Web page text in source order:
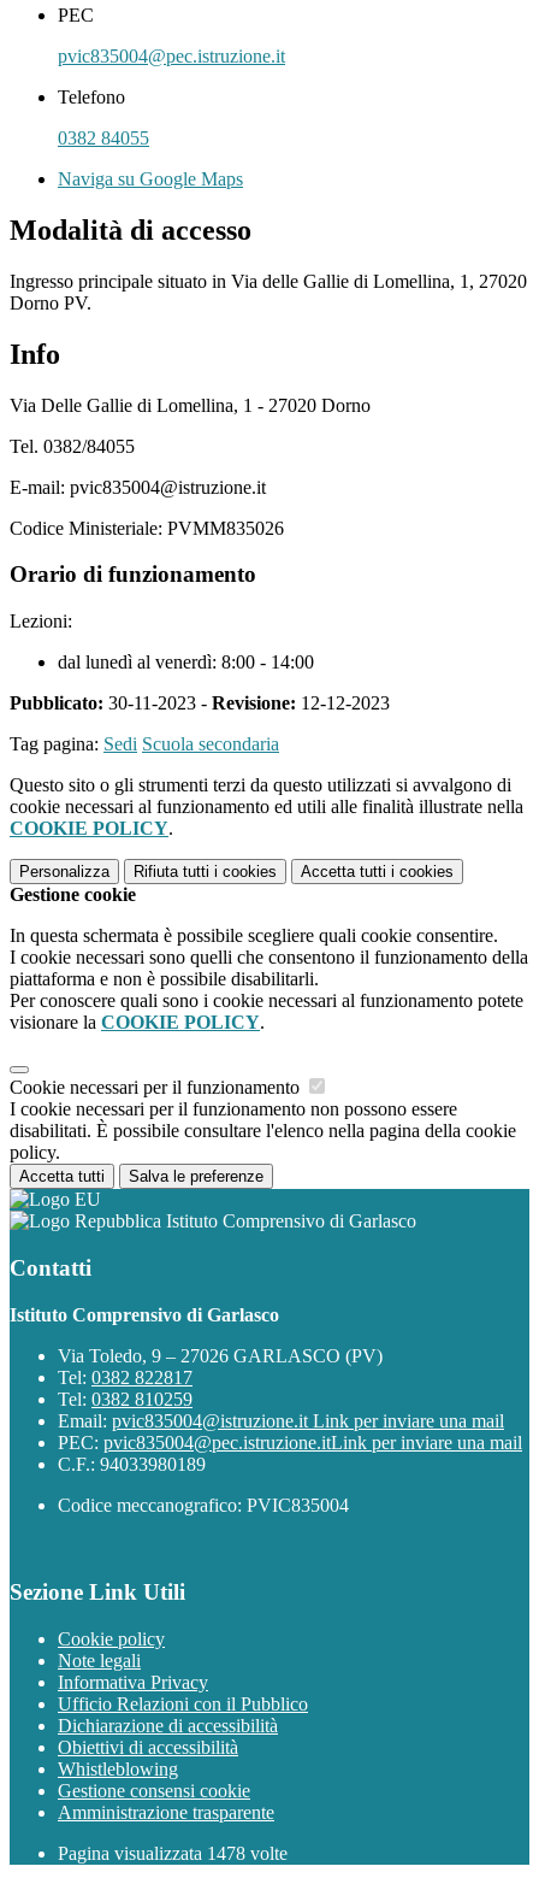
PEC
pvic835004@pec.istruzione.it
Telefono
0382 84055
Naviga su Google Maps
Modalità di accesso
Ingresso principale situato in Via delle Gallie di Lomellina, 1, 27020
Dorno PV.
Info
Via Delle Gallie di Lomellina, 1 - 27020 Dorno
Tel. 0382/84055
E-mail: pvic835004@istruzione.it
Codice Ministeriale: PVMM835026
Orario di funzionamento
Lezioni:
dal lunedì al venerdì: 8:00 - 14:00
Pubblicato: 30-11-2023 - Revisione: 12-12-2023
Tag pagina: Sedi Scuola secondaria
Questo sito o gli strumenti terzi da questo utilizzati si avvalgono di
cookie necessari al funzionamento ed utili alle finalità illustrate nella
COOKIE POLICY.
Personalizza Rifiuta tutti i cookies Accetta tutti i cookies
Gestione cookie
In questa schermata è possibile scegliere quali cookie consentire.
I cookie necessari sono quelli che consentono il funzionamento della
piattaforma e non è possibile disabilitarli.
Per conoscere quali sono i cookie necessari al funzionamento potete
visionare la COOKIE POLICY.
Cookie necessari per il funzionamento
I cookie necessari per il funzionamento non possono essere
disabilitati. È possibile consultare l'elenco nella pagina della cookie
policy.
Accetta tutti Salva le preferenze
Istituto Comprensivo di Garlasco
Contatti
Istituto Comprensivo di Garlasco
Via Toledo, 9 – 27026 GARLASCO (PV)
Tel: 0382 822817
Tel: 0382 810259
Email: pvic835004@istruzione.it Link per inviare una mail
PEC: pvic835004@pec.istruzione.itLink per inviare una mail
C.F.: 94033980189
Codice meccanografico: PVIC835004
Sezione Link Utili
Cookie policy
Note legali
Informativa Privacy
Ufficio Relazioni con il Pubblico
Dichiarazione di accessibilità
Obiettivi di accessibilità
Whistleblowing
Gestione consensi cookie
Amministrazione trasparente
Pagina visualizzata 1478 volte